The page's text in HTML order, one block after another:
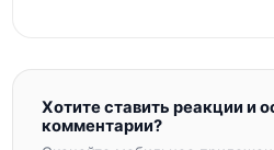
Хотите ставить реакции и
комментарии?